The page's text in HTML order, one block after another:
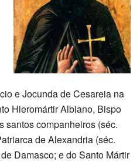
e Jocunda de Cesareia na
Hieromártir Albiano, Bispo
santos companheiros (séc.
de Alexandria (séc.
Damasco; e do Santo Mártir